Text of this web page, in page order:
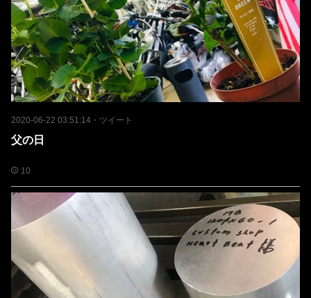
2020-06-22 03:51:14 ・ ツイート
父の日
10